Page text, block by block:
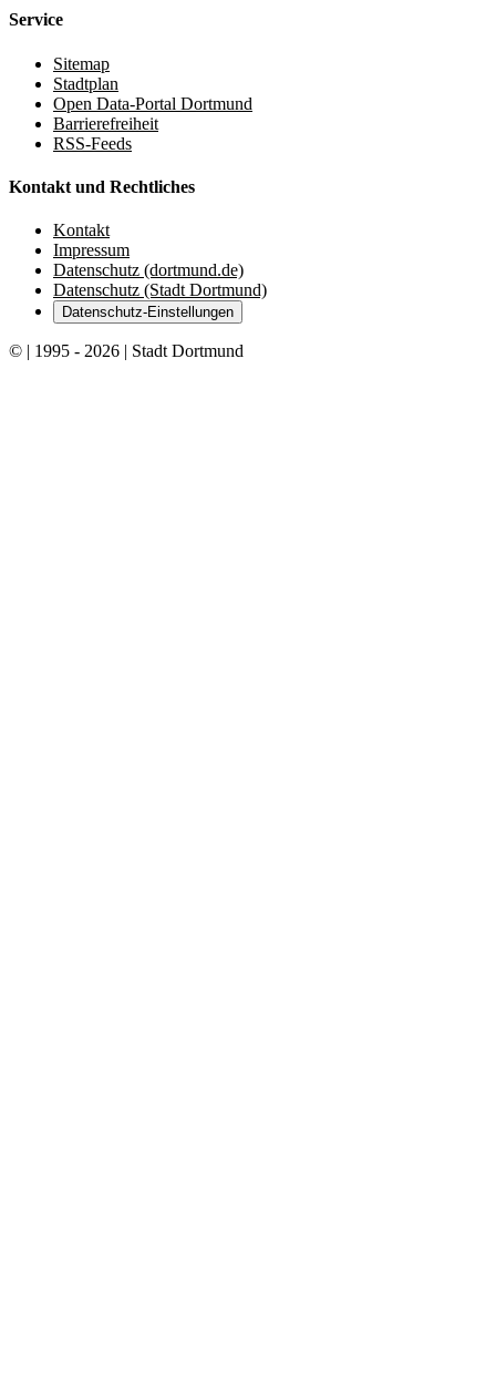
Service
Sitemap
Stadtplan
Open Data-Portal Dortmund
Barrierefreiheit
RSS-Feeds
Kontakt und Rechtliches
Kontakt
Impressum
Datenschutz (dortmund.de)
Datenschutz (Stadt Dortmund)
Datenschutz-Einstellungen
© | 1995 - 2026 | Stadt Dortmund